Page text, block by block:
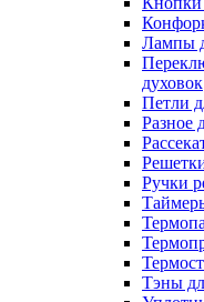
Лампы
духовок
Петли
Разное
Ручки
Тэны